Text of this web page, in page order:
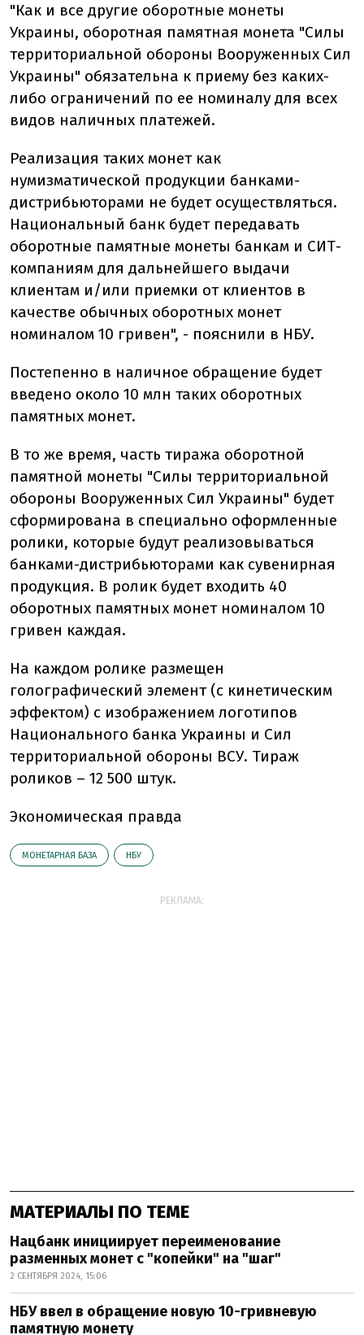
"Как и все другие оборотные монеты
Украины, оборотная памятная монета "Силы
территориальной обороны Вооруженных Сил
Украины" обязательна к приему без каких-
либо ограничений по ее номиналу для всех
видов наличных платежей.
Реализация таких монет как
нумизматической продукции банками-
дистрибьюторами не будет осуществляться.
Национальный банк будет передавать
оборотные памятные монеты банкам и СИТ-
компаниям для дальнейшего выдачи
клиентам и/или приемки от клиентов в
качестве обычных оборотных монет
номиналом 10 гривен", - пояснили в НБУ.
Постепенно в наличное обращение будет
введено около 10 млн таких оборотных
памятных монет.
В то же время, часть тиража оборотной
памятной монеты "Силы территориальной
обороны Вооруженных Сил Украины" будет
сформирована в специально оформленные
ролики, которые будут реализовываться
банками-дистрибьюторами как сувенирная
продукция. В ролик будет входить 40
оборотных памятных монет номиналом 10
гривен каждая.
На каждом ролике размещен
голографический элемент (с кинетическим
эффектом) с изображением логотипов
Национального банка Украины и Сил
территориальной обороны ВСУ. Тираж
роликов – 12 500 штук.
Экономическая правда
МОНЕТАРНАЯ БАЗА НБУ
РЕКЛАМА:
МАТЕРИАЛЫ ПО ТЕМЕ
Нацбанк инициирует переименование
разменных монет с "копейки" на "шаг"
2 СЕНТЯБРЯ 2024, 15:06
НБУ ввел в обращение новую 10-гривневую
памятную монету